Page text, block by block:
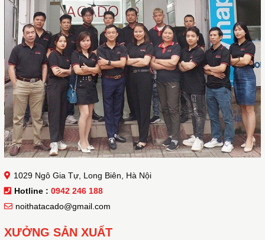
1029 Ngô Gia Tự, Long Biên, Hà Nội
Hotline : 0942 246 188
noithatacado@gmail.com
XƯỞNG SẢN XUẤT